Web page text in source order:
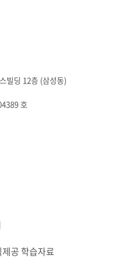
빌딩 12층 (삼성동)
호
공 학습자료